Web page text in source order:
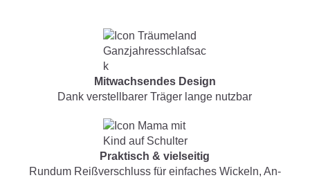
Mitwachsendes Design
Dank verstellbarer Träger lange nutzbar
Praktisch & vielseitig
Rundum Reißverschluss für einfaches Wickeln, An-